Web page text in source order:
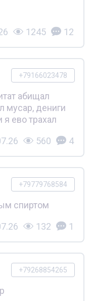
1245 12
+79166023478
абищал
мусар, дениги
я ево трахал
560 4
+79779768584
спиртом
132 1
+79268854265